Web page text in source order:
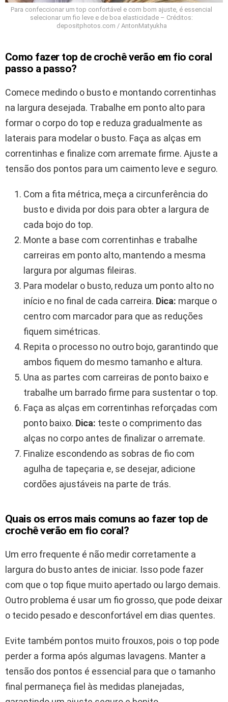
Para confeccionar um top confortável e com bom ajuste, é essencial
selecionar um fio leve e de boa elasticidade – Créditos:
depositphotos.com / AntonMatyukha
Como fazer top de crochê verão em fio coral
passo a passo?
Comece medindo o busto e montando correntinhas
na largura desejada. Trabalhe em ponto alto para
formar o corpo do top e reduza gradualmente as
laterais para modelar o busto. Faça as alças em
correntinhas e finalize com arremate firme. Ajuste a
tensão dos pontos para um caimento leve e seguro.
Com a fita métrica, meça a circunferência do
busto e divida por dois para obter a largura de
cada bojo do top.
Monte a base com correntinhas e trabalhe
carreiras em ponto alto, mantendo a mesma
largura por algumas fileiras.
Para modelar o busto, reduza um ponto alto no
início e no final de cada carreira. Dica: marque o
centro com marcador para que as reduções
fiquem simétricas.
Repita o processo no outro bojo, garantindo que
ambos fiquem do mesmo tamanho e altura.
Una as partes com carreiras de ponto baixo e
trabalhe um barrado firme para sustentar o top.
Faça as alças em correntinhas reforçadas com
ponto baixo. Dica: teste o comprimento das
alças no corpo antes de finalizar o arremate.
Finalize escondendo as sobras de fio com
agulha de tapeçaria e, se desejar, adicione
cordões ajustáveis na parte de trás.
Quais os erros mais comuns ao fazer top de
crochê verão em fio coral?
Um erro frequente é não medir corretamente a
largura do busto antes de iniciar. Isso pode fazer
com que o top fique muito apertado ou largo demais.
Outro problema é usar um fio grosso, que pode deixar
o tecido pesado e desconfortável em dias quentes.
Evite também pontos muito frouxos, pois o top pode
perder a forma após algumas lavagens. Manter a
tensão dos pontos é essencial para que o tamanho
final permaneça fiel às medidas planejadas,